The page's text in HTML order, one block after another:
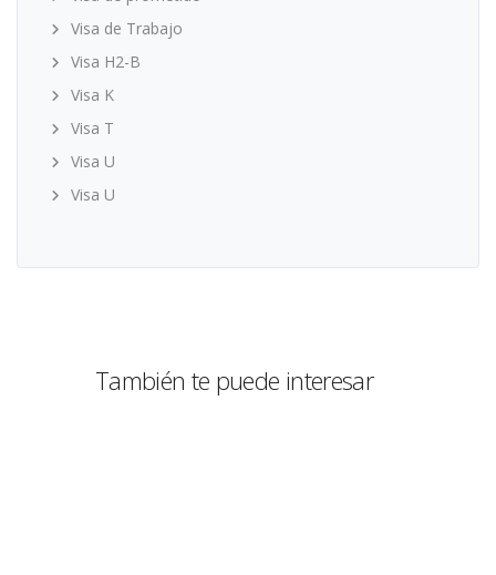
Visa de Trabajo
Visa H2-B
Visa K
Visa T
Visa U
Visa U
También te puede interesar